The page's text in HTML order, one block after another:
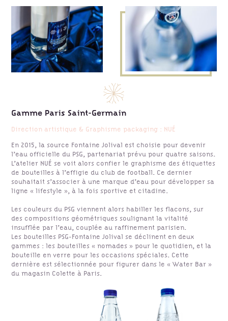
Gamme Paris Saint-Germain
Direction artistique & Graphisme packaging : NUÉ
En 2015, la source Fontaine Jolival est choisie pour devenir
l’eau officielle du PSG, partenariat prévu pour quatre saisons.
L’atelier NUÉ se voit alors confier le graphisme des étiquettes
de bouteilles à l’effigie du club de football. Ce dernier
souhaitait s’associer à une marque d’eau pour développer sa
ligne « lifestyle », à la fois sportive et citadine.
Les couleurs du PSG viennent alors habiller les flacons, sur
des compositions géométriques soulignant la vitalité
insufflée par l’eau, couplée au raffinement parisien.
Les bouteilles PSG-Fontaine Jolival se déclinent en deux
gammes : les bouteilles « nomades » pour le quotidien, et la
bouteille en verre pour les occasions spéciales. Cette
dernière est sélectionnée pour figurer dans le « Water Bar »
du magasin Colette à Paris.